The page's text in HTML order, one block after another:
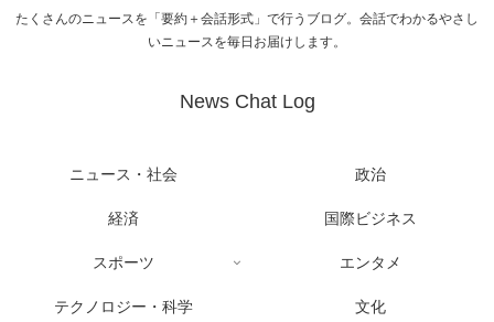
たくさんのニュースを「要約＋会話形式」で行うブログ。会話でわかるやさし
いニュースを毎日お届けします。
News Chat Log
ニュース・社会 政治
経済 国際ビジネス
スポーツ エンタメ
テクノロジー・科学 文化